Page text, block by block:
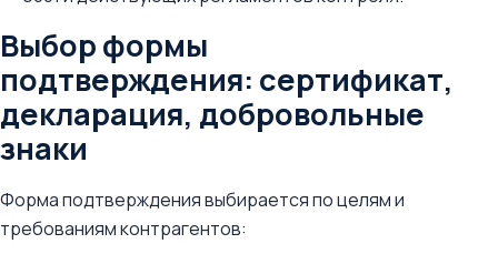
Выбор формы
подтверждения: сертификат,
декларация, добровольные
знаки
Форма подтверждения выбирается по целям и
требованиям контрагентов: